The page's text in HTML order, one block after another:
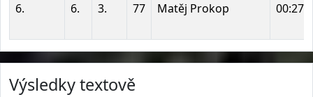
6. 6. 3. 77 Matěj Prokop
Výsledky textově